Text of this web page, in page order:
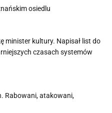
osiedlu
minister kultury. Napisał list do
czasach systemów
Rabowani, atakowani,